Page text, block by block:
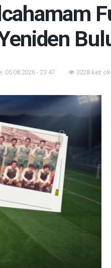
05.08.2026 - 23:47 3228 kez